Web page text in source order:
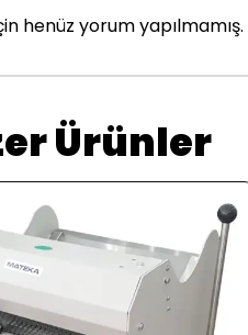
henüz yorum yapılmamış.
Ürünler